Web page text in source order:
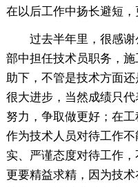
在以后工作中扬长避短，
过去半年里，很感谢
部中担任技术员职务，
助下，不管是技术方面
很大进步，当然成绩只
努力，争取做更好；在
作为技术人员对待工作
实、严谨态度对待工作
更要精益求精，因为技